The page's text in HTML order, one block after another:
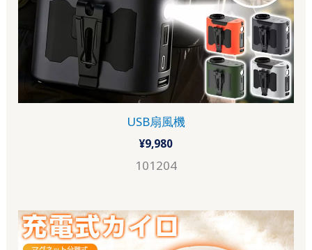
USB扇風機
¥9,980
101204